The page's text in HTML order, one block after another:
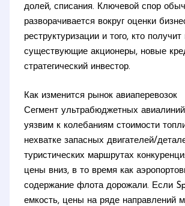
долей, списания. Ключевой спор
разворачивается вокруг оценки
реструктуризации и того, кто
существующие акционеры, новые
стратегический инвестор.
Как изменится рынок авиаперевозок
Сегмент ультрабюджетных
уязвим к колебаниям стоимости
нехватке запасных двигателей/
туристических маршрутах
цены вниз, в то время как
содержание флота дорожали. Если
емкость, цены на ряде направлений